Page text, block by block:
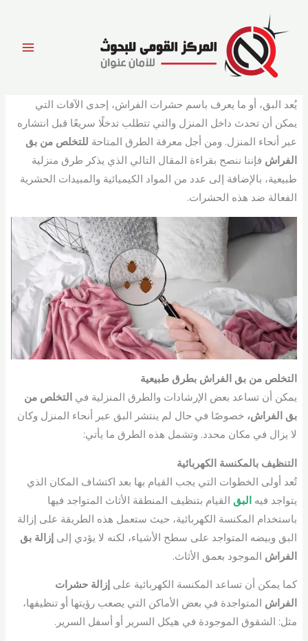
المحتوى
يُعد البق، أو ما يعرف باسم حشرات الفراش، إحدى الآفات التي
يمكن أن تحدث داخل المنزل والتي تتطلب تدخلًا سريعًا قبل انتشاره
عبر أنحاء المنزل. ومن أجل معرفة الطرق المتاحة للتخلص من بق
الفراش فإننا ننصح بقراءة المقال التالي الذي يذكر طرق منزلية
طبيعية، بالإضافة إلى عدد من المواد الكيميائية والمبيدات الحشرية
الفعالة ضد هذه الحشرات.
التخلص من بق الفراش بطرق طبيعية
يمكن أن تساعد بعض الإرشادات والطرق المنزلية في التخلص من
بق الفراش، خصوصًا في حال لم ينتشر البق عبر أنحاء المنزل وكان
لا يزال في مكان محدد. وتشمل هذه الطرق ما يأتي:
التنظيف بالمكنسة الكهربائية
تُعد أولى الخطوات التي يجب القيام بها بعد اكتشاف المكان الذي
يتواجد فيه البق القيام بتنظيف المنطقة الأثاث المتواجد فيها
باستخدام المكنسة الكهربائية، حيث ستعمل هذه الطريقة على إزالة
البق وبيضه المتواجد على سطح الأشياء، لكنه لا يؤدي إلى إزالة بق
الفراش الموجود بعمق الأثاث.
كما يمكن أن تساعد المكنسة الكهربائية على إزالة حشرات
الفراش المتواجدة في بعض الأماكن التي يصعب رؤيتها أو تنظيفها،
مثل: الشقوق الموجودة في هيكل السرير أو أسفل السرير.